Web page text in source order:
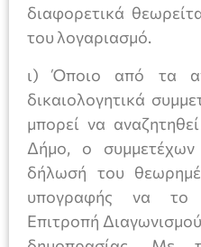
διαφορετικά
του λογαριασμό.
ι) Όποιο από τα
δικαιολογητικά
μπορεί να
Δήμο, ο συμμετέχων
δήλωσή του
υπογραφής να το
Επιτροπή